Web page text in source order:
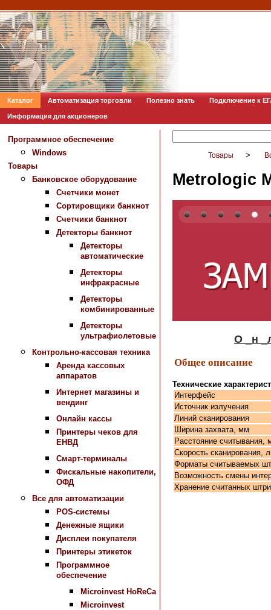
Каталог Автоматизация торговли Полезно знать Подключение к
Информация для акционеров
Программное обеспечение
Windows
Товары
Банковское оборудование
Счетчики монет
Сортировщики банкнот
Счетчики банкнот
Детекторы банкнот
Детекторы
автоматические
Детекторы
инфракрасные
Детекторы
комбинированные
Детекторы
ультрафиолетовые
Контрольно-кассовая техника
Аренда кассовых
аппаратов
Интернет магазины и
вендинг
Онлайн кассы
Принтеры чеков для
ЕНВД
Смарт-терминалы
Фискальные накопители,
ОФД
Все для автоматизации
POS-системы
Денежные ящики
Дисплеи покупателя
Принтеры этикеток
Программное
обеспечение
Microinvest HoReCa
Microinvest
Товары >
Metrologic
О _н _л
Общее описание
Технические
Интерфейс
Источник излучения
Линий сканирования
Ширина захвата, мм
Расстояние считывания,
Скорость сканирования,
Форматы считываемых
Возможность смены
Хранение считанных